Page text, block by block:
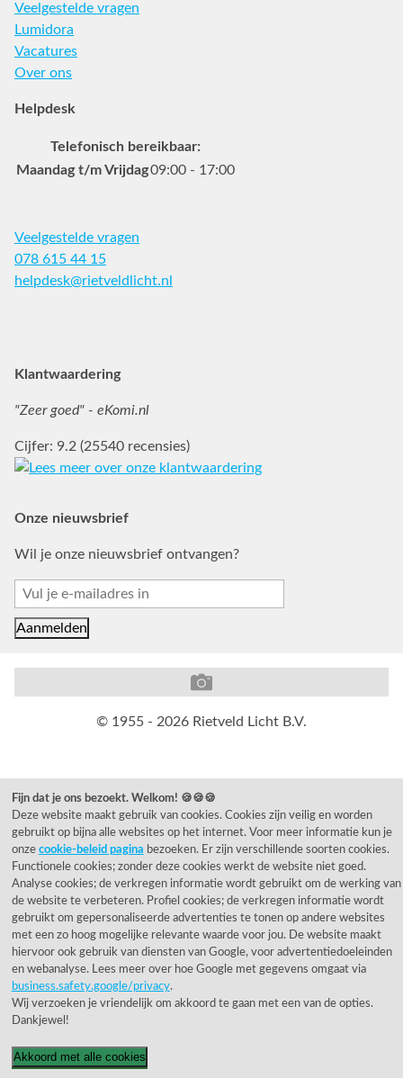
Veelgestelde vragen
Lumidora
Vacatures
Over ons
Helpdesk
Telefonisch bereikbaar:
Maandag t/m Vrijdag09:00 - 17:00
Veelgestelde vragen
078 615 44 15
helpdesk@rietveldlicht.nl
Klantwaardering
"Zeer goed" - eKomi.nl
Cijfer: 9.2 (25540 recensies)
Onze nieuwsbrief
Wil je onze nieuwsbrief ontvangen?
© 1955 - 2026 Rietveld Licht B.V.
Fijn dat je ons bezoekt. Welkom! 🍪🍪🍪
Deze website maakt gebruik van cookies. Cookies zijn veilig en worden
gebruikt op bijna alle websites op het internet. Voor meer informatie kun je
onze cookie-beleid pagina bezoeken. Er zijn verschillende soorten cookies.
Functionele cookies; zonder deze cookies werkt de website niet goed.
Analyse cookies; de verkregen informatie wordt gebruikt om de werking van
de website te verbeteren. Profiel cookies; de verkregen informatie wordt
gebruikt om gepersonaliseerde advertenties te tonen op andere websites
met een zo hoog mogelijke relevante waarde voor jou. De website maakt
hiervoor ook gebruik van diensten van Google, voor advertentiedoeleinden
en webanalyse. Lees meer over hoe Google met gegevens omgaat via
business.safety.google/privacy.
Wij verzoeken je vriendelijk om akkoord te gaan met een van de opties.
Dankjewel!
Akkoord met alle cookies